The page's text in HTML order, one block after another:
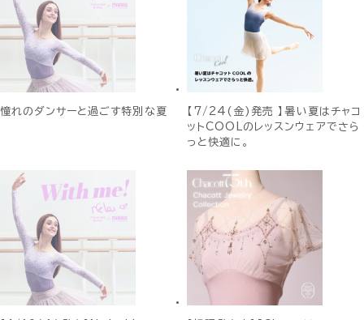
憧れのダンサーと過ごす特別な夏
【7/24(金)発売 】暑い夏はチャコ
ットCOOLのレッスンウェアでさら
っと快適に。